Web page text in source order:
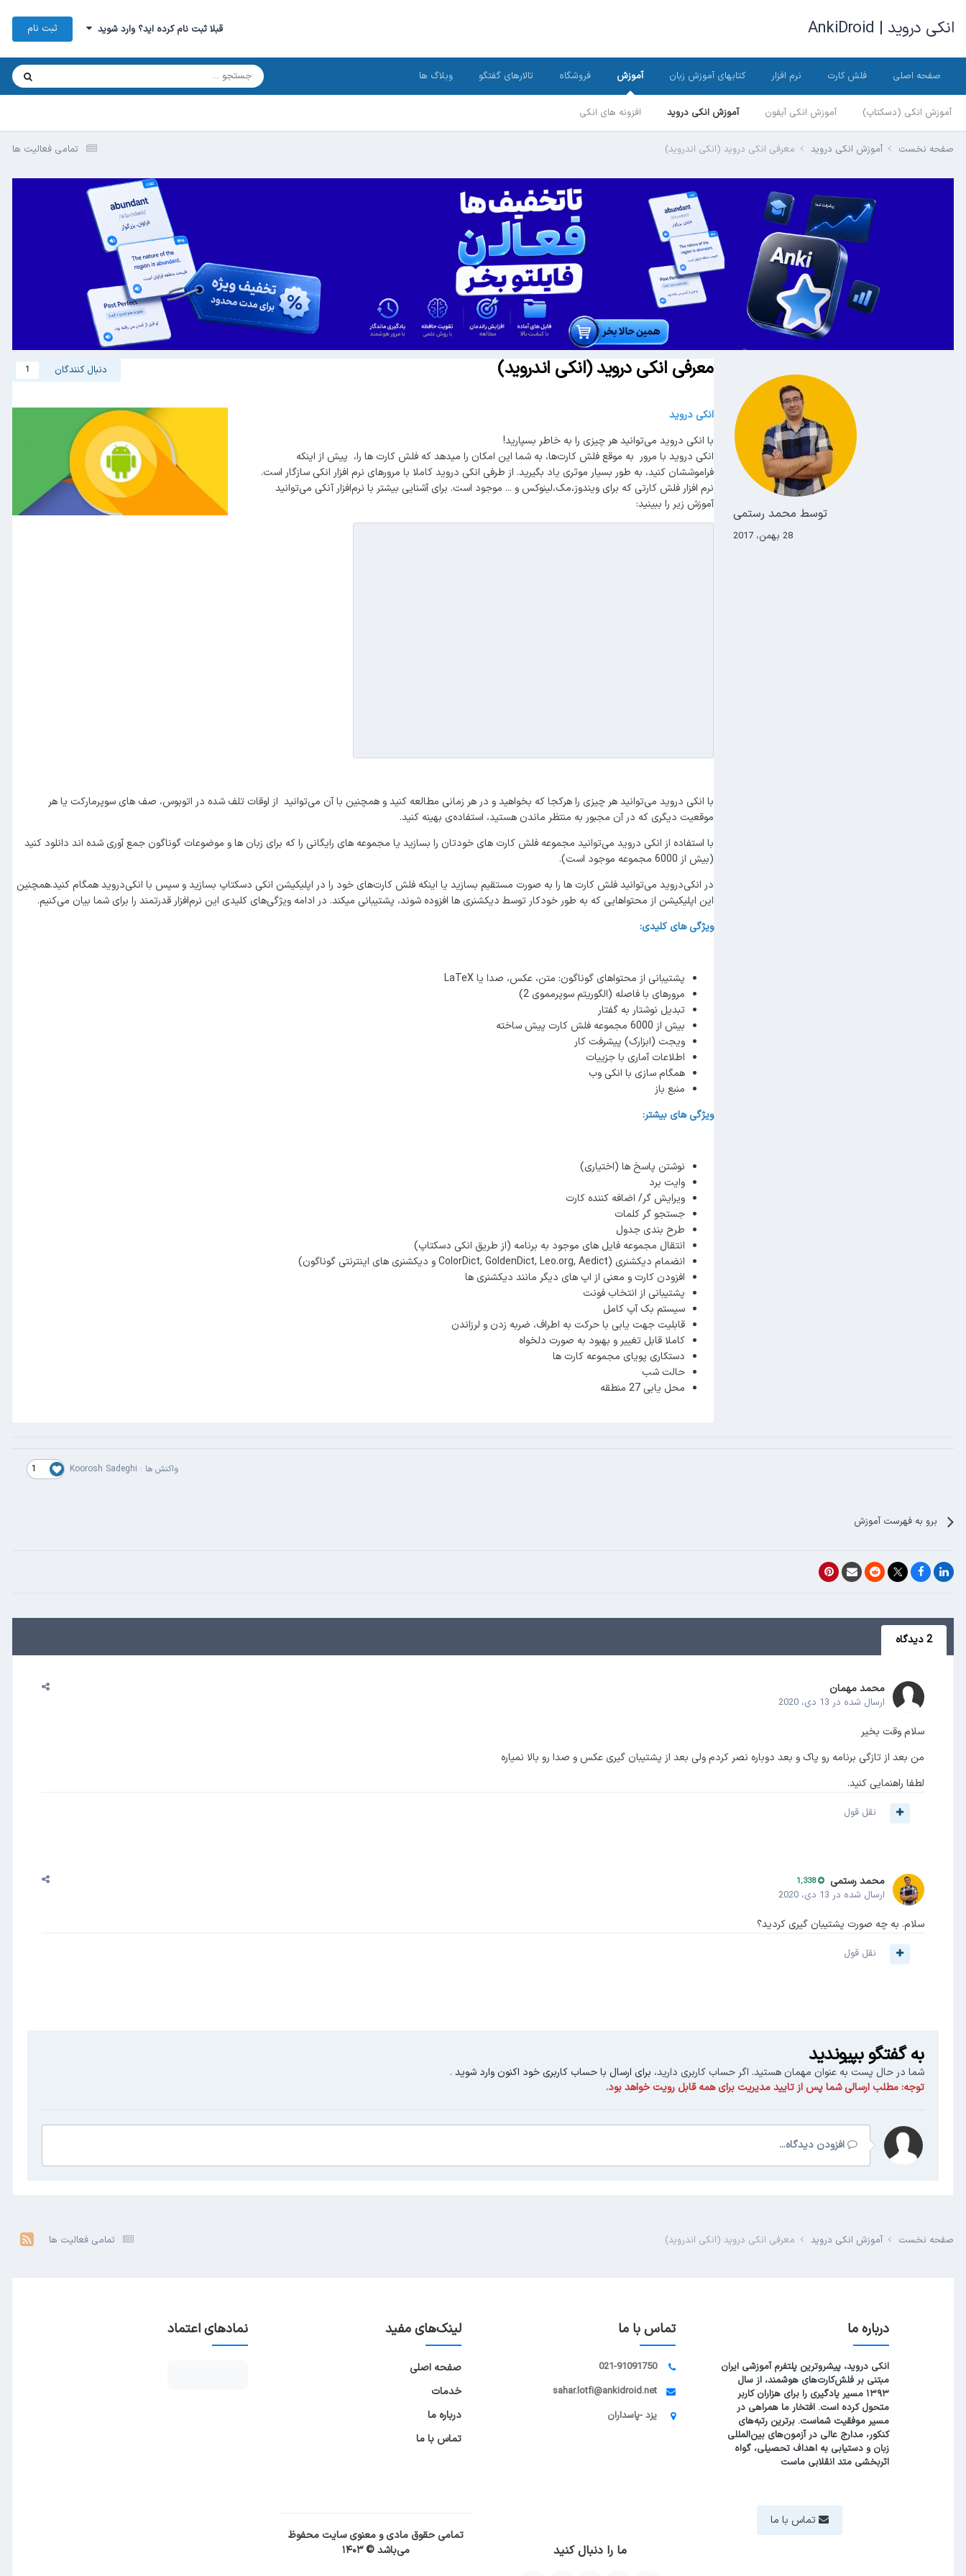
انکی دروید | AnkiDroid قبلا ثبت نام کرده اید؟ وارد شوید ثبت نام
صفحه اصلی فلش کارت نرم افزار کتابهای آموزش زبان آموزش
آموزش انکی (دسکتاپ) آموزش انکی آیفون آموزش انکی دروید افزونه های انکی
فروشگاه تالارهای گفتگو وبلاگ ها
تمامی فعالیت ها صفحه نخست آموزش انکی دروید معرفی انکی دروید (انکی اندروید)
توسط محمد رستمی
28 بهمن، 2017
معرفی انکی دروید (انکی اندروید) دنبال کنندگان 1
انکی دروید
با انکی دروید می‌توانید هر چیزی را به خاطر بسپارید!
انکی دروید با مرور به موقع فلش کارت‌ها، به شما این امکان را میدهد که فلش کارت ها را، پیش از اینکه
فراموششان کنید، به طور بسیار موثری یاد بگیرید. از طرفی انکی دروید کاملا با مرورهای نرم افزار انکی سازگار است.
نرم افزار فلش کارتی که برای ویندوز،مک،لینوکس و ... موجود است. برای آشنایی بیشتر با نرم‌افزار آنکی می‌توانید
آموزش زیر را ببینید:
با انکی دروید می‌توانید هر چیزی را هرکجا که بخواهید و در هر زمانی مطالعه کنید و همچنین با آن می‌توانید از اوقات تلف شده در اتوبوس، صف های سوپرمارکت یا هر
موقعیت دیگری که در آن مجبور به منتظر ماندن هستید، استفاده‌ی بهینه کنید.
با استفاده از انکی دروید می‌توانید مجموعه فلش کارت های خودتان را بسازید یا مجموعه های رایگانی را که برای زبان ها و موضوعات گوناگون جمع آوری شده اند دانلود کنید
(بیش از 6000 مجموعه موجود است).
در انکی‌دروید می‌توانید فلش کارت ها را به صورت مستقیم بسازید یا اینکه فلش کارت‌های خود را در اپلیکیشن انکی دسکتاپ بسازید و سپس با انکی‌دروید همگام کنید.همچنین
این اپلیکیشن از محتواهایی که به طور خودکار توسط دیکشنری ها افزوده شوند، پشتیبانی میکند. در ادامه ویژگی‌های کلیدی این نرم‌افزار قدرتمند را برای شما بیان می‌کنیم.
ویژگی های کلیدی:
پشتیبانی از محتواهای گوناگون: متن، عکس، صدا یا LaTeX
مرورهای با فاصله (الگوریتم سوپرمموی 2)
تبدیل نوشتار به گفتار
بیش از 6000 مجموعه فلش کارت پیش ساخته
ویجت (ابزارک) پیشرفت کار
اطلاعات آماری با جزییات
همگام سازی با انکی وب
منبع باز
ویژگی های بیشتر:
نوشتن پاسخ ها (اختیاری)
وایت برد
ویرایش گر/ اضافه کننده کارت
جستجو گر کلمات
طرح بندی جدول
انتقال مجموعه فایل های موجود به برنامه (از طریق انکی دسکتاپ)
انضمام دیکشنری (ColorDict, GoldenDict, Leo.org, Aedict و دیکشنری های اینترنتی گوناگون)
افزودن کارت و معنی از اپ های دیگر مانند دیکشنری ها
پشتیبانی از انتخاب فونت
سیستم بک آپ کامل
قابلیت جهت یابی با حرکت به اطراف، ضربه زدن و لرزاندن
کاملا قابل تغییر و بهبود به صورت دلخواه
دستکاری پویای مجموعه کارت ها
حالت شب
محل یابی 27 منطقه
واکنش ها : Koorosh Sadeghi
1
برو به فهرست آموزش
2 دیدگاه
محمد مهمان
ارسال شده در 13 دی، 2020
سلام وقت بخیر
من بعد از تازگی برنامه رو پاک و بعد دوباره نصر کردم ولی بعد از پشتیبان گیری عکس و صدا رو بالا نمیاره
لطفا راهنمایی کنید.
نقل قول
محمد رستمی 1,338
ارسال شده در 13 دی، 2020
سلام. به چه صورت پشتیبان گیری کردید؟
نقل قول
به گفتگو بپیوندید
شما در حال پست به عنوان مهمان هستید. اگر حساب کاربری دارید، برای ارسال با حساب کاربری خود اکنون وارد شوید .
توجه:مطلب ارسالی شما پس از تایید مدیریت برای همه قابل رویت خواهد بود.
افزودن دیدگاه...
تمامی فعالیت ها صفحه نخست آموزش انکی دروید معرفی انکی دروید (انکی اندروید)
درباره ما
انکی دروید، پیشروترین پلتفرم آموزشی ایران
مبتنی بر فلش‌کارت‌های هوشمند، از سال
۱۳۹۳ مسیر یادگیری را برای هزاران کاربر
متحول کرده است. افتخار ما همراهی در
مسیر موفقیت شماست. برترین رتبه‌های
کنکور، مدارج عالی در آزمون‌های بین‌المللی
زبان و دستیابی به اهداف تحصیلی، گواه
اثربخشی متد انقلابی ماست
تماس با ما
021-91091750
sahar.lotfi@ankidroid.net
یزد -پاسداران
لینک‌های مفید
صفحه اصلی
خدمات
درباره ما
تماس با ما
نمادهای اعتماد
تماس با ما
ما را دنبال کنید
تمامی حقوق مادی و معنوی سایت محفوظ
می‌باشد © ۱۴۰۳